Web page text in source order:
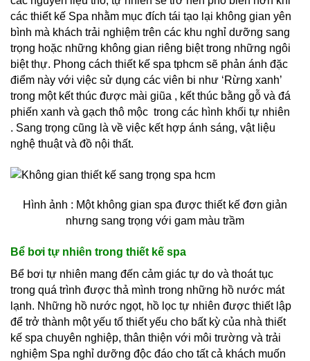
các thiết kế Spa nhằm mục đích tái tạo lại không gian yên
bình mà khách trải nghiệm trên các khu nghỉ dưỡng sang
trọng hoặc những không gian riêng biệt trong những ngôi
biệt thự. Phong cách thiết kế spa tphcm sẽ phản ánh đặc
điểm này với việc sử dụng các viên bi như ‘Rừng xanh’
trong một kết thúc được mài giũa , kết thúc bằng gỗ và đá
phiến xanh và gạch thô mộc trong các hình khối tự nhiên
. Sang trọng cũng là về việc kết hợp ánh sáng, vật liệu
nghệ thuật và đồ nội thất.
Hình ảnh : Một không gian spa được thiết kế đơn giản
nhưng sang trọng với gam màu trầm
Bể bơi tự nhiên trong thiết kế spa
Bể bơi tự nhiên mang đến cảm giác tự do và thoát tục
trong quá trình được thả mình trong những hồ nước mát
lạnh. Những hồ nước ngọt, hồ lọc tự nhiên được thiết lập
để trở thành một yếu tố thiết yếu cho bất kỳ của nhà thiết
kế spa chuyên nghiệp, thân thiện với môi trường và trải
nghiệm Spa nghỉ dưỡng độc đáo cho tất cả khách muốn